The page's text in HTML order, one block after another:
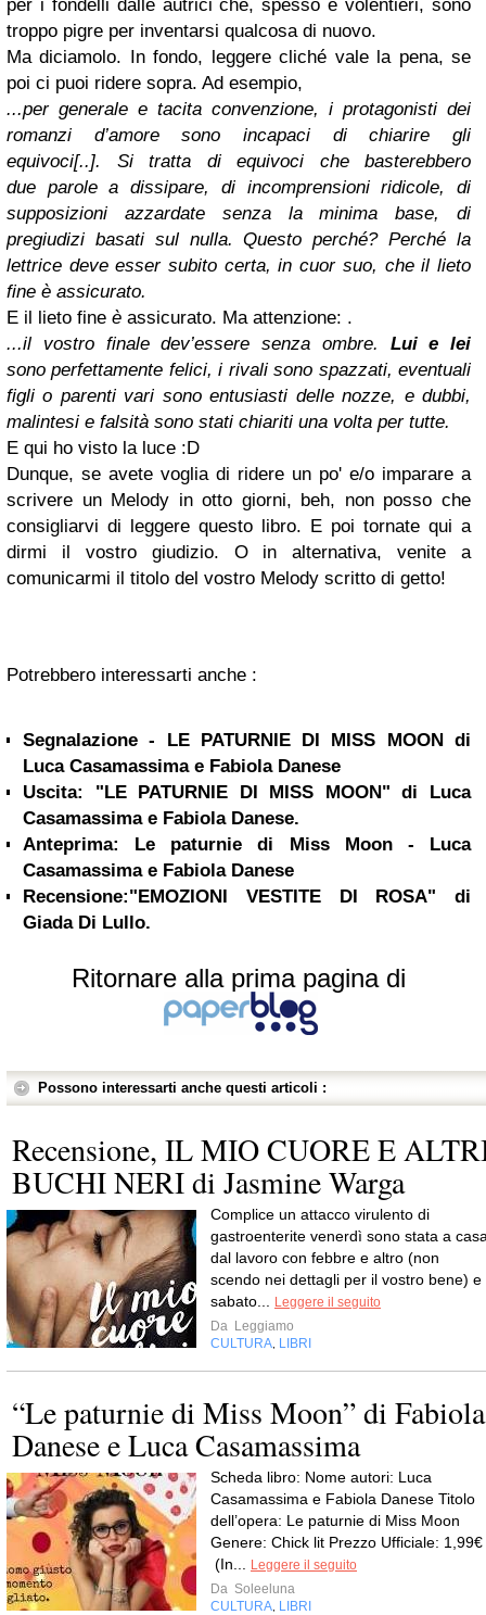
per i fondelli dalle autrici che, spesso e volentieri, sono
troppo pigre per inventarsi qualcosa di nuovo.
Ma diciamolo. In fondo, leggere cliché vale la pena, se
poi ci puoi ridere sopra. Ad esempio,
...per generale e tacita convenzione, i protagonisti dei
romanzi d’amore sono incapaci di chiarire gli
equivoci[..]. Si tratta di equivoci che basterebbero
due parole a dissipare, di incomprensioni ridicole, di
supposizioni azzardate senza la minima base, di
pregiudizi basati sul nulla. Questo perché? Perché la
lettrice deve esser subito certa, in cuor suo, che il lieto
fine è assicurato.
E il lieto fine è assicurato. Ma attenzione: .
...il vostro finale dev’essere senza ombre. Lui e lei
sono perfettamente felici, i rivali sono spazzati, eventuali
figli o parenti vari sono entusiasti delle nozze, e dubbi,
malintesi e falsità sono stati chiariti una volta per tutte.
E qui ho visto la luce :D
Dunque, se avete voglia di ridere un po' e/o imparare a
scrivere un Melody in otto giorni, beh, non posso che
consigliarvi di leggere questo libro. E poi tornate qui a
dirmi il vostro giudizio. O in alternativa, venite a
comunicarmi il titolo del vostro Melody scritto di getto!
Potrebbero interessarti anche :
Segnalazione - LE PATURNIE DI MISS MOON di
Luca Casamassima e Fabiola Danese
Uscita: "LE PATURNIE DI MISS MOON" di Luca
Casamassima e Fabiola Danese.
Anteprima: Le paturnie di Miss Moon - Luca
Casamassima e Fabiola Danese
Recensione:"EMOZIONI VESTITE DI ROSA" di
Giada Di Lullo.
Ritornare alla prima pagina di
Possono interessarti anche questi articoli :
Recensione, IL MIO CUORE E
BUCHI NERI di Jasmine Warga
Complice un attacco virulento di
gastroenterite venerdì sono stata a
dal lavoro con febbre e altro (non
scendo nei dettagli per il vostro bene) e
sabato...
Leggere il seguito
Da Leggiamo
CULTURA LIBRI
“Le paturnie di Miss Moon” di Fabiola
Danese e Luca Casamassima
Scheda libro: Nome autori: Luca
Casamassima e Fabiola Danese Titolo
dell’opera: Le paturnie di Miss Moon
Genere: Chick lit Prezzo Ufficiale: 1,99€
(In...
Leggere il seguito
Da Soleeluna
CULTURA LIBRI